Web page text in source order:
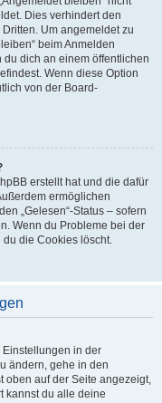
Dies verhindert den
Um angemeldet zu
beim Anmelden
dich an einem öffentlichen
Wenn diese Option
von der Board-
erstellt hat und die dafür
ermöglichen
„Gelesen“-Status – sofern
Wenn du Probleme bei der
die Cookies löscht.
in der
ändern, gehe in den
oben auf der Seite angezeigt,
kannst du alle deine